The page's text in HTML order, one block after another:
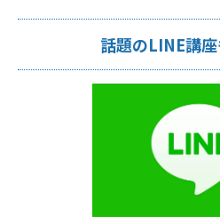
話題のLINE講座